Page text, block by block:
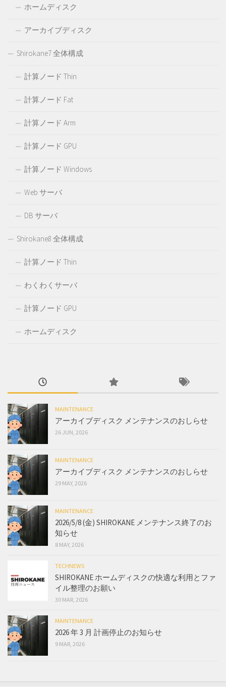
ホームディスク
アーカイブディスク
Shirokane7 全体構成
計算ノード Thin
計算ノード Fat
計算ノード Arm
計算ノード GPU
計算ノード Windows
Web サーバ
DB サーバ
Shirokane8 全体構成
計算ノード Thin
わくわくサーバ
計算ノード GPU
ホームディスク
MAINTENANCE
アーカイブディスク メンテナンスのおしらせ
26 JUN, 2026
MAINTENANCE
アーカイブディスク メンテナンスのおしらせ
29 MAY, 2026
MAINTENANCE
2026/5/8 (金) SHIROKANE メンテナンス終了のお
知らせ
8 MAY, 2026
TECHNEWS
SHIROKANE ホームディスクの快適な利用とファ
イル整理のお願い
30 MAR, 2026
MAINTENANCE
2026 年 3 月 計画停止のお知らせ
9 MAR, 2026